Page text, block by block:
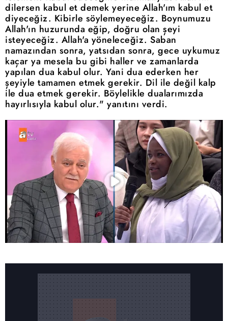
dilersen kabul et demek yerine Allah'ım kabul et
diyeceğiz. Kibirle söylemeyeceğiz. Boynumuzu
Allah'ın huzurunda eğip, doğru olan şeyi
isteyeceğiz. Allah'a yöneleceğiz. Saban
namazından sonra, yatsıdan sonra, gece uykumuz
kaçar ya mesela bu gibi haller ve zamanlarda
yapılan dua kabul olur. Yani dua ederken her
şeyiyle tamamen etmek gerekir. Dil ile değil kalp
ile dua etmek gerekir. Böylelikle dualarımızda
hayırlısıyla kabul olur." yanıtını verdi.